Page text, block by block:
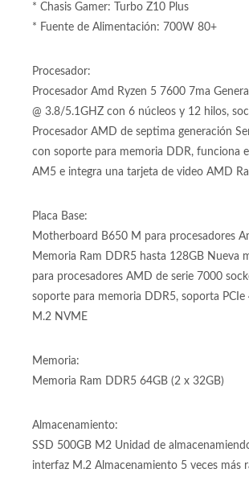
* Almacenamiento: SSD 500GB M2
* Chasis Gamer: Turbo Z10 Plus
Procesador:
Procesador Amd Ryzen 5 7600 7ma
@ 3.8/5.1GHZ con 6 núcleos y 12 hilos,
Procesador AMD de septima generación
con soporte para memoria DDR, funciona
Placa Base:
Motherboard B650 M para procesadores
Memoria Ram DDR5 hasta 128GB Nueva
para procesadores AMD de serie 7000
soporte para memoria DDR5, soporta PCIe
Memoria:
Almacenamiento:
SSD 500GB M2 Unidad de